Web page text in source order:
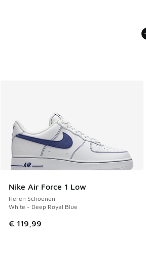
Nike Air Force 1 Low
Heren Schoenen
White - Deep Royal Blue
€ 119,99